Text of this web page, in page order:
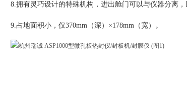
8.拥有灵巧设计的特殊机构，进出舱门可以与仪器分离，
9.占地面积小，仅370mm（深）×178mm（宽）。